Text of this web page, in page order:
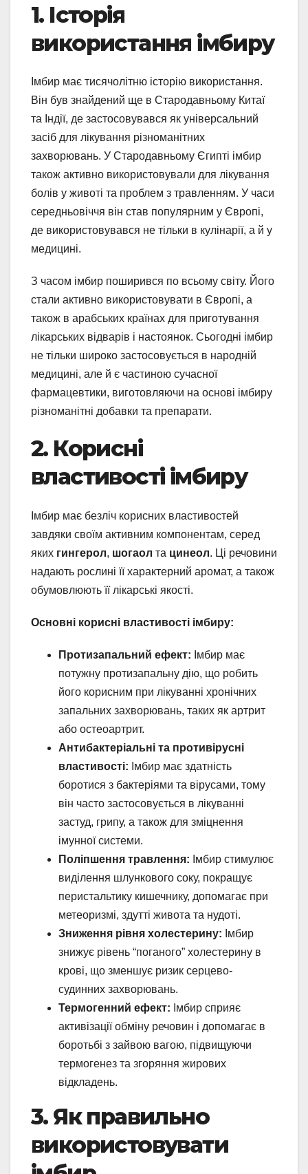
1. Історія
використання імбиру
Імбир має тисячолітню історію використання.
Він був знайдений ще в Стародавньому Китаї
та Індії, де застосовувався як універсальний
засіб для лікування різноманітних
захворювань. У Стародавньому Єгипті імбир
також активно використовували для лікування
болів у животі та проблем з травленням. У часи
середньовіччя він став популярним у Європі,
де використовувався не тільки в кулінарії, а й у
медицині.
З часом імбир поширився по всьому світу. Його
стали активно використовувати в Європі, а
також в арабських країнах для приготування
лікарських відварів і настоянок. Сьогодні імбир
не тільки широко застосовується в народній
медицині, але й є частиною сучасної
фармацевтики, виготовляючи на основі імбиру
різноманітні добавки та препарати.
2. Корисні
властивості імбиру
Імбир має безліч корисних властивостей
завдяки своїм активним компонентам, серед
яких гингерол, шогаол та цинеол. Ці речовини
надають рослині її характерний аромат, а також
обумовлюють її лікарські якості.
Основні корисні властивості імбиру:
Протизапальний ефект: Імбир має
потужну протизапальну дію, що робить
його корисним при лікуванні хронічних
запальних захворювань, таких як артрит
або остеоартрит.
Антибактеріальні та противірусні
властивості: Імбир має здатність
боротися з бактеріями та вірусами, тому
він часто застосовується в лікуванні
застуд, грипу, а також для зміцнення
імунної системи.
Поліпшення травлення: Імбир стимулює
виділення шлункового соку, покращує
перистальтику кишечнику, допомагає при
метеоризмі, здутті живота та нудоті.
Зниження рівня холестерину: Імбир
знижує рівень “поганого” холестерину в
крові, що зменшує ризик серцево-
судинних захворювань.
Термогенний ефект: Імбир сприяє
активізації обміну речовин і допомагає в
боротьбі з зайвою вагою, підвищуючи
термогенез та згоряння жирових
відкладень.
3. Як правильно
використовувати